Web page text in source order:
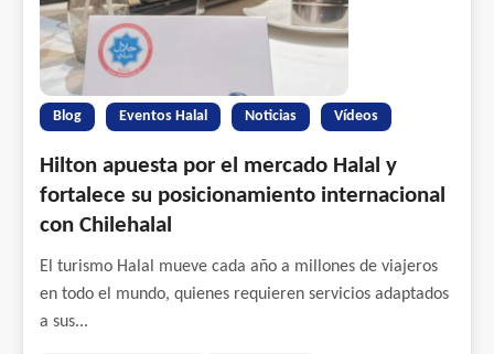
Blog Eventos Halal Noticias Vídeos
Hilton apuesta por el mercado Halal y
fortalece su posicionamiento internacional
con Chilehalal
El turismo Halal mueve cada año a millones de viajeros
en todo el mundo, quienes requieren servicios adaptados
a sus...